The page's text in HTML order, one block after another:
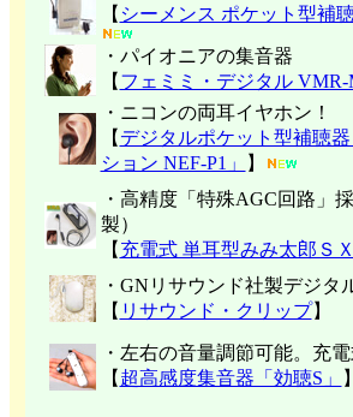
【 シーメンス ポケット型補
・パイオニアの集音器
【 フェミミ・デジタル VMR-
・ニコンの両耳イヤホン！
【 デジタルポケット型補聴
ション NEF-P1」
】
・高精度「特殊AGC回路」
製）
【 充電式 単耳型みみ太郎Ｓ
・GNリサウンド社製デジタ
【 リサウンド・クリップ】
・左右の音量調節可能。充
【 超高感度集音器「効聴S」 】